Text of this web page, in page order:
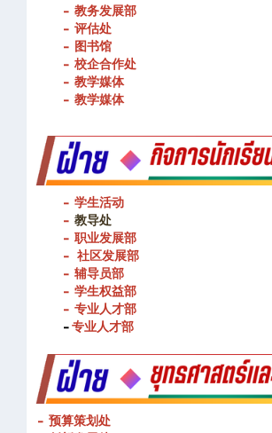
- 教务发展部
- 评估处
- 图书馆
- 校企合作处
- 教学媒体
- 教学媒体
- 学生活动
- 教导处
- 职业发展部
- 社区发展部
- 辅导员部
- 学生权益部
- 专业人才部
-专业人才部
- 预算策划处